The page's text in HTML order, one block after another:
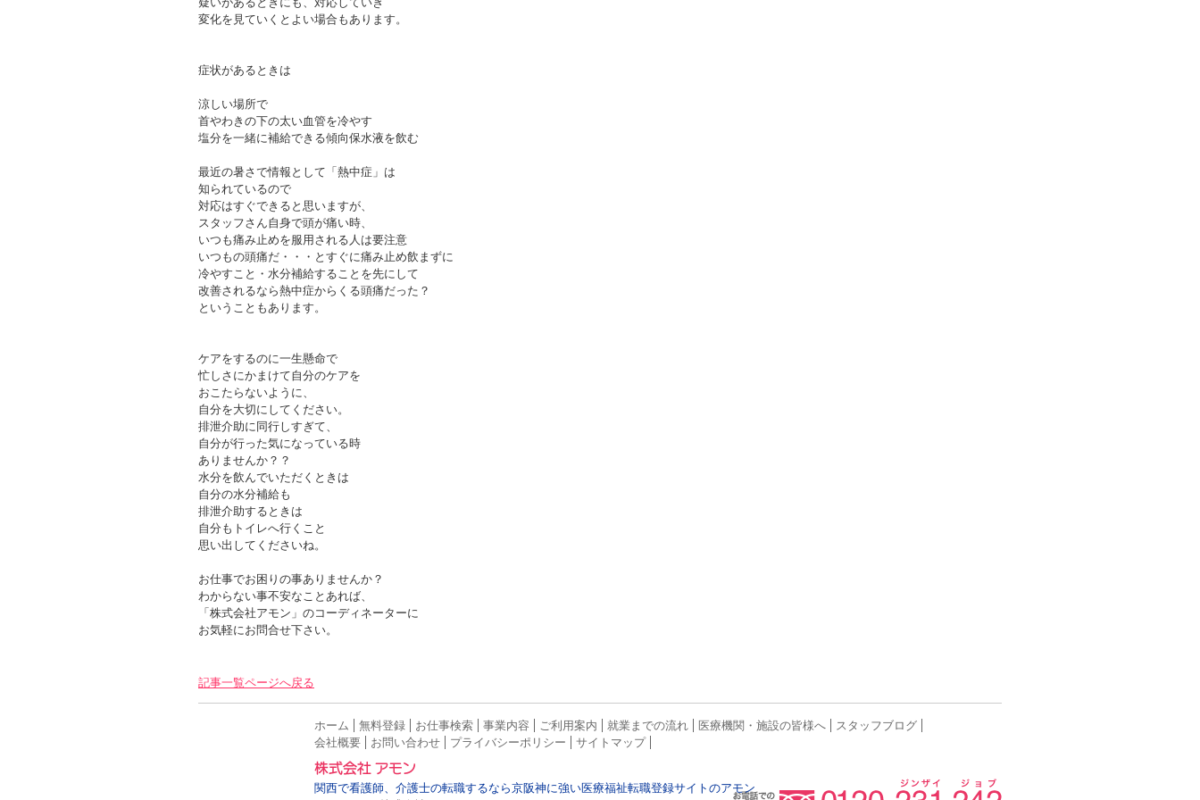
変化を見ていくとよい場合もあります。
症状があるときは
涼しい場所で
首やわきの下の太い血管を冷やす
塩分を一緒に補給できる傾向保水液を飲む
最近の暑さで情報として「熱中症」は
知られているので
対応はすぐできると思いますが、
スタッフさん自身で頭が痛い時、
いつも痛み止めを服用される人は要注意
いつもの頭痛だ・・・とすぐに痛み止め飲まずに
冷やすこと・水分補給することを先にして
改善されるなら熱中症からくる頭痛だった？
ということもあります。
ケアをするのに一生懸命で
忙しさにかまけて自分のケアを
おこたらないように、
自分を大切にしてください。
排泄介助に同行しすぎて、
自分が行った気になっている時
ありませんか？？
水分を飲んでいただくときは
自分の水分補給も
排泄介助するときは
自分もトイレへ行くこと
思い出してくださいね。
お仕事でお困りの事ありませんか？
わからない事不安なことあれば、
「株式会社アモン」のコーディネーターに
お気軽にお問合せ下さい。
記事一覧ページへ戻る
ホーム 無料登録 お仕事検索 事業内容 ご利用案内 就業までの流れ 医療機関・施設の皆様へ
スタッフブログ
会社概要
お問い合わせ プライバシーポリシー サイトマップ
関西で看護師、介護士の転職するなら京阪神に強い医療福祉転職登録サイトのアモン